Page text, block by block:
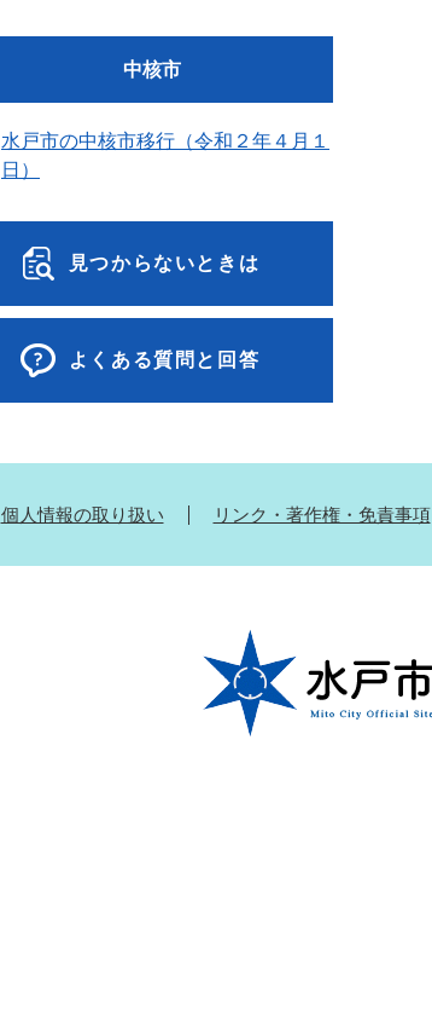
中核市
水戸市の中核市移行（令和２年４月１
日）
見つからないときは
よくある質問と回答
個人情報の取り扱い リンク・著作権・免責事項